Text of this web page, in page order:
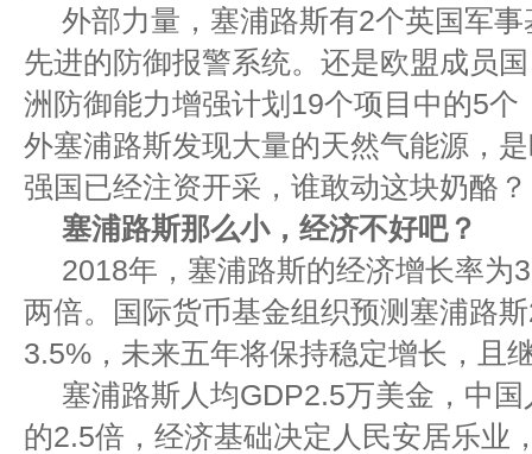
外部力量，塞浦路斯有2个英国军
先进的防御报警系统。还是欧盟成员
洲防御能力增强计划19个项目中的5
外塞浦路斯发现大量的天然气能源，
强国已经注资开采，谁敢动这块奶酪？
塞浦路斯那么小，经济不好吧？
2018年，塞浦路斯的经济增长率为
两倍。国际货币基金组织预测塞浦路
3.5%，未来五年将保持稳定增长，且
塞浦路斯人均GDP2.5万美金，中
的2.5倍，经济基础决定人民安居乐业